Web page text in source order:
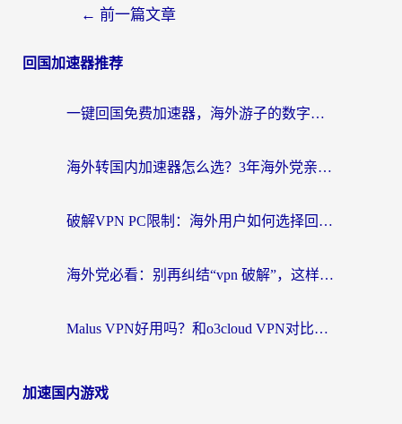
← 前一篇文章
回国加速器推荐
一键回国免费加速器，海外游子的数字归乡路
海外转国内加速器怎么选？3年海外党亲测指南，无缝刷剧玩游戏不再难
破解VPN PC限制：海外用户如何选择回国加速器实现无缝访问国内资源
海外党必看：别再纠结“vpn 破解”，这样选回国加速器才能真正无缝访问国内资源
Malus VPN好用吗？和o3cloud VPN对比哪个回国效果更好？
加速国内游戏